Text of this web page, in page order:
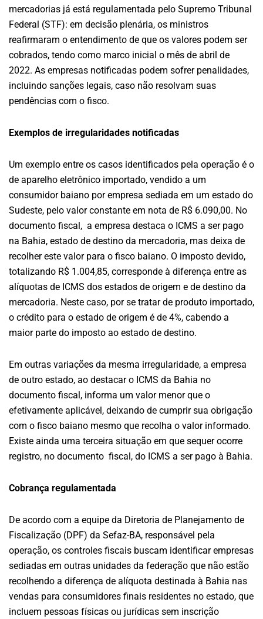
mercadorias já está regulamentada pelo Supremo Tribunal
Federal (STF): em decisão plenária, os ministros
reafirmaram o entendimento de que os valores podem ser
cobrados, tendo como marco inicial o mês de abril de
2022. As empresas notificadas podem sofrer penalidades,
incluindo sanções legais, caso não resolvam suas
pendências com o fisco.
Exemplos de irregularidades notificadas
Um exemplo entre os casos identificados pela operação é o
de aparelho eletrônico importado, vendido a um
consumidor baiano por empresa sediada em um estado do
Sudeste, pelo valor constante em nota de R$ 6.090,00. No
documento fiscal, a empresa destaca o ICMS a ser pago
na Bahia, estado de destino da mercadoria, mas deixa de
recolher este valor para o fisco baiano. O imposto devido,
totalizando R$ 1.004,85, corresponde à diferença entre as
alíquotas de ICMS dos estados de origem e de destino da
mercadoria. Neste caso, por se tratar de produto importado,
o crédito para o estado de origem é de 4%, cabendo a
maior parte do imposto ao estado de destino.
Em outras variações da mesma irregularidade, a empresa
de outro estado, ao destacar o ICMS da Bahia no
documento fiscal, informa um valor menor que o
efetivamente aplicável, deixando de cumprir sua obrigação
com o fisco baiano mesmo que recolha o valor informado.
Existe ainda uma terceira situação em que sequer ocorre
registro, no documento fiscal, do ICMS a ser pago à Bahia.
Cobrança regulamentada
De acordo com a equipe da Diretoria de Planejamento de
Fiscalização (DPF) da Sefaz-BA, responsável pela
operação, os controles fiscais buscam identificar empresas
sediadas em outras unidades da federação que não estão
recolhendo a diferença de alíquota destinada à Bahia nas
vendas para consumidores finais residentes no estado, que
incluem pessoas físicas ou jurídicas sem inscrição